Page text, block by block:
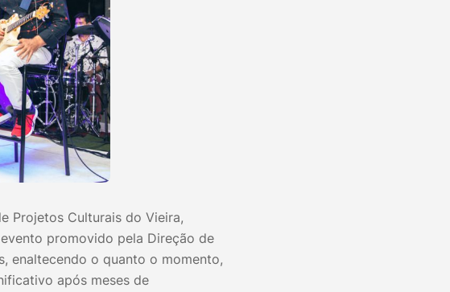
Projetos Culturais do Vieira,
promovido pela Direção de
enaltecendo o quanto o momento,
após meses de